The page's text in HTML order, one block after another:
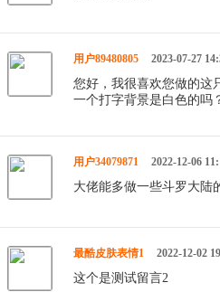
用户89480805 2023-07-27
您好，我很喜欢您做的这
一个打字背景是白色的吗
用户34079871 2022-12-06
大佬能多做一些斗罗大陆
最酷皮肤表情1 2022-12-02
这个是测试留言2